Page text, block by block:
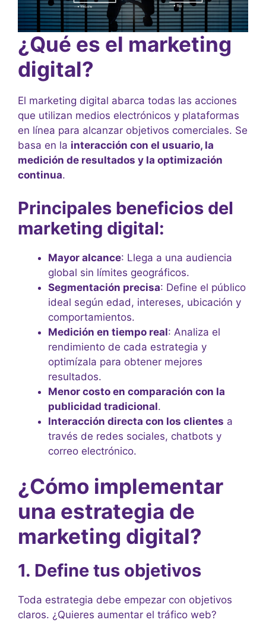
¿Qué es el marketing
digital?
El marketing digital abarca todas las acciones
que utilizan medios electrónicos y plataformas
en línea para alcanzar objetivos comerciales. Se
basa en la interacción con el usuario, la
medición de resultados y la optimización
continua.
Principales beneficios del
marketing digital:
Mayor alcance: Llega a una audiencia
global sin límites geográficos.
Segmentación precisa: Define el público
ideal según edad, intereses, ubicación y
comportamientos.
Medición en tiempo real: Analiza el
rendimiento de cada estrategia y
optimízala para obtener mejores
resultados.
Menor costo en comparación con la
publicidad tradicional.
Interacción directa con los clientes a
través de redes sociales, chatbots y
correo electrónico.
¿Cómo implementar
una estrategia de
marketing digital?
1. Define tus objetivos
Toda estrategia debe empezar con objetivos
claros. ¿Quieres aumentar el tráfico web?